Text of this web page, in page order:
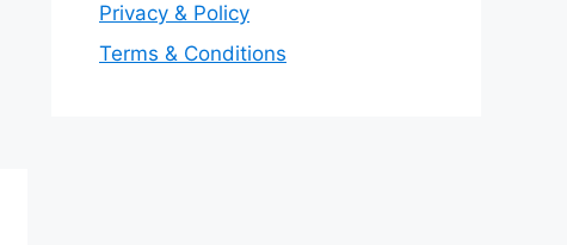
Privacy & Policy
Terms & Conditions